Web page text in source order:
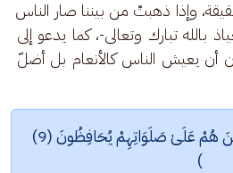
وإذا ذهبتْ من بيننا صار الناس
بالله تبارك وتعالى-، كما يدعو إلى
أن يعيش الناس كالأنعام بل أضلّ
تفسير قوله تعالى: ( وَالَّذِينَ هُمْ عَلَىٰ صَلَوَاتِهِمْ يُحَافِظُونَ (9)
)